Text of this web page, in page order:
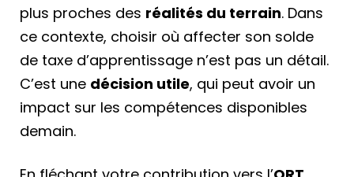
plus proches des réalités du terrain. Dans
ce contexte, choisir où affecter son solde
de taxe d’apprentissage n’est pas un détail.
C’est une décision utile, qui peut avoir un
impact sur les compétences disponibles
demain.